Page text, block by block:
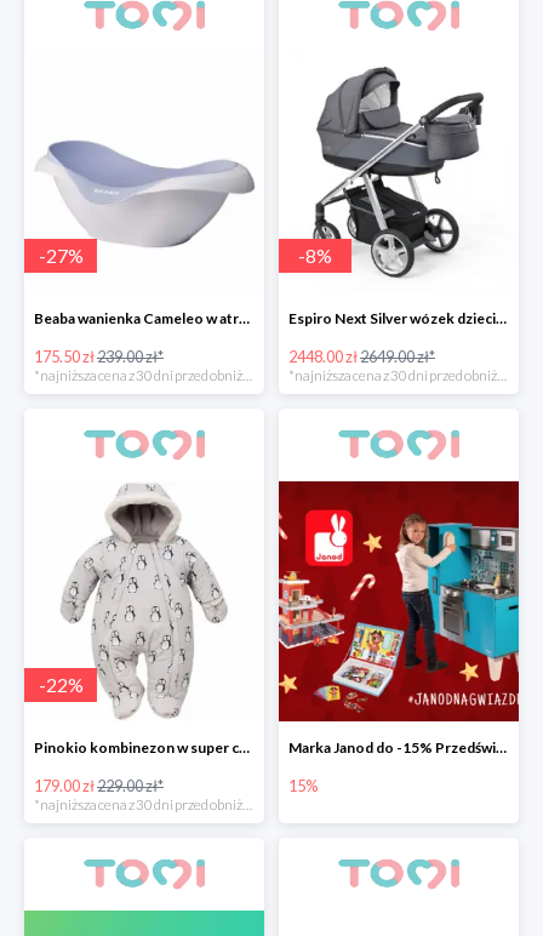
-27%
Beaba wanienka Cameleo w atrakcyjnej cenie
175.50 zł239.00 zł*
-8%
Espiro Next Silver wózek dziecięcy w super cenie
2448.00 zł2649.00 zł*
-22%
Pinokio kombinezon w super cenie
179.00 zł229.00 zł*
*najniższa cena z 30 dni przed obniżką
Marka Janod do -15% Przedświąteczna promocja.
15%